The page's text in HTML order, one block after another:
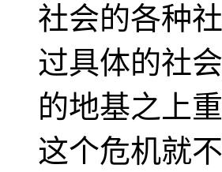
社会的各种
过具体的社
的地基之上
这个危机就